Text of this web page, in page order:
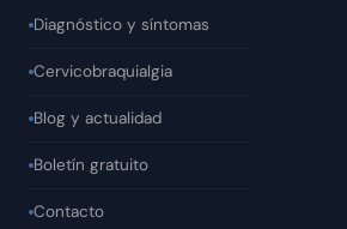
Diagnóstico y síntomas
Cervicobraquialgia
Blog y actualidad
Boletín gratuito
Contacto